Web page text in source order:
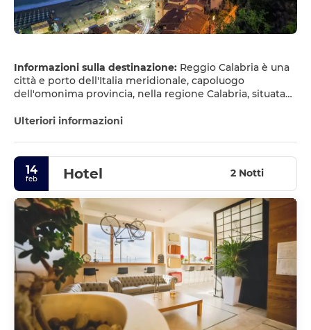
Informazioni sulla destinazione: Reggio Calabria è una
città e porto dell'Italia meridionale, capoluogo
dell'omonima provincia, nella regione Calabria, situata
popolazione di 186.547 abitanti e una superficie di 236
Ulteriori informazioni
14
feb Hotel 2 Notti